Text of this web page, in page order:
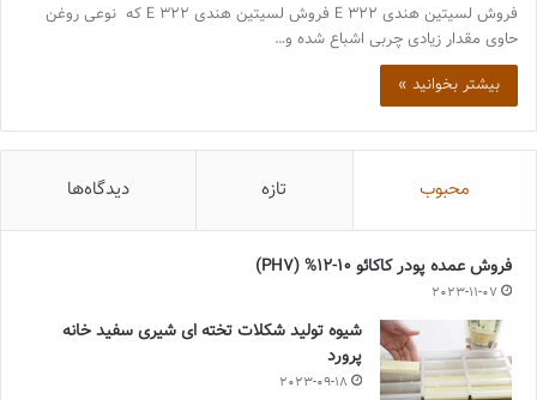
فروش لسیتین هندی E 322 فروش لسیتین هندی E 322 که نوعی روغن
حاوی مقدار زیادی چربی اشباع شده و…
بیشتر بخوانید »
محبوب تازه دیدگاه‌ها
فروش عمده پودر کاکائو 10-12% (PH7)
2023-11-07
شیوه تولید شکلات تخته ای شیری سفید خانه
پرورد
2023-09-18